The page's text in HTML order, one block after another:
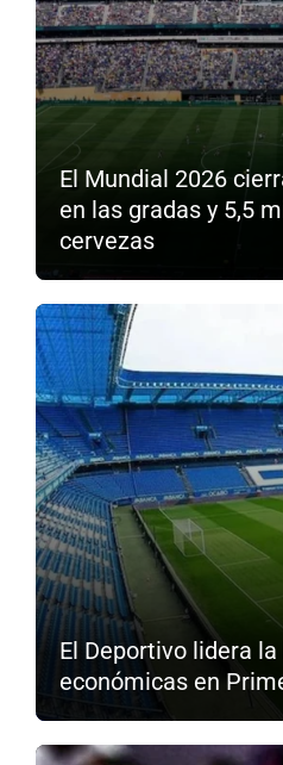
El Mundial 2026
en las gradas y 5,5
cervezas
El Deportivo lidera
económicas en